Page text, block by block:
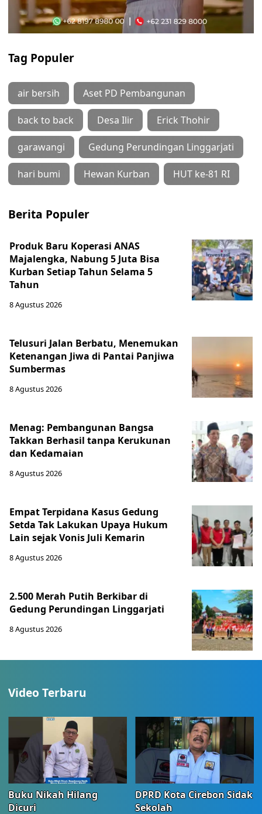
Tag Populer
air bersih Aset PD Pembangunan
back to back Desa Ilir Erick Thohir
garawangi Gedung Perundingan Linggarjati
hari bumi Hewan Kurban HUT ke-81 RI
Berita Populer
Produk Baru Koperasi ANAS
Majalengka, Nabung 5 Juta Bisa
Kurban Setiap Tahun Selama 5
Tahun
8 Agustus 2026
Telusuri Jalan Berbatu, Menemukan
Ketenangan Jiwa di Pantai Panjiwa
Sumbermas
8 Agustus 2026
Menag: Pembangunan Bangsa
Takkan Berhasil tanpa Kerukunan
dan Kedamaian
8 Agustus 2026
Empat Terpidana Kasus Gedung
Setda Tak Lakukan Upaya Hukum
Lain sejak Vonis Juli Kemarin
8 Agustus 2026
2.500 Merah Putih Berkibar di
Gedung Perundingan Linggarjati
8 Agustus 2026
Video Terbaru
Buku Nikah Hilang
Dicuri
DPRD Kota Cirebon Sidak
Sekolah